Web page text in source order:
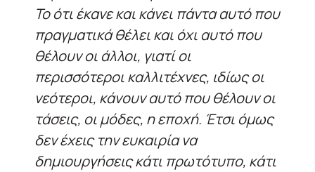
Το ότι έκανε και κάνει πάντα αυτό που
πραγματικά θέλει και όχι αυτό που
θέλουν οι άλλοι, γιατί οι
περισσότεροι καλλιτέχνες, ιδίως οι
νεότεροι, κάνουν αυτό που θέλουν οι
τάσεις, οι μόδες, η εποχή. Έτσι όμως
δεν έχεις την ευκαιρία να
δημιουργήσεις κάτι πρωτότυπο, κάτι